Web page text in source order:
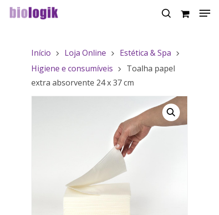
Início Loja Online
Estética & Spa
Higiene e consumíveis
Toalha papel
extra absorvente 24 x 37 cm